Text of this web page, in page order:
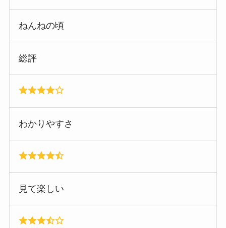
ねんねの頃
総評
わかりやすさ
見て楽しい